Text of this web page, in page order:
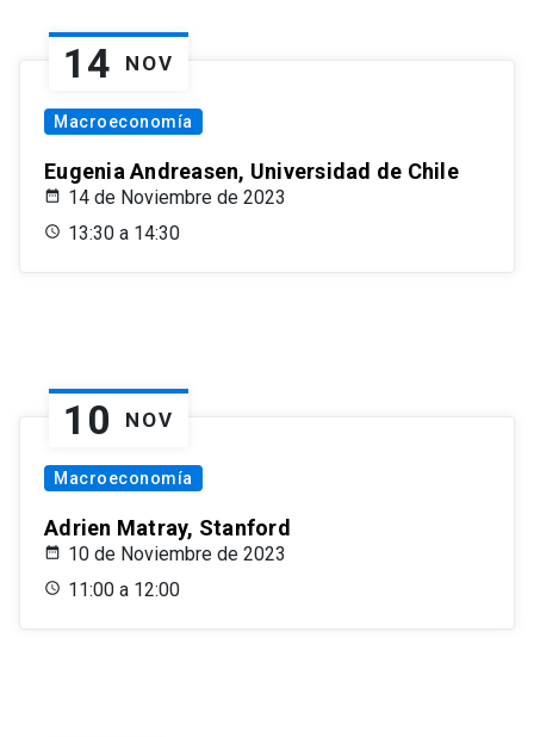
14 NOV
Macroeconomía
Eugenia Andreasen, Universidad de Chile
14 de Noviembre de 2023
13:30 a 14:30
10 NOV
Macroeconomía
Adrien Matray, Stanford
10 de Noviembre de 2023
11:00 a 12:00